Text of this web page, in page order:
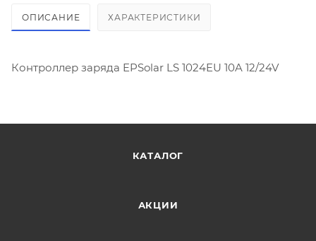
ОПИСАНИЕ ХАРАКТЕРИСТИКИ
Контроллер заряда EPSolar LS 1024EU 10A 12/24V
КАТАЛОГ
АКЦИИ